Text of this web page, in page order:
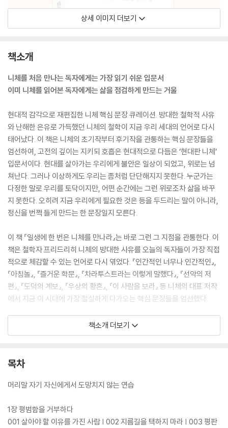
상세 이미지 더보기
책소개
니체를 처음 만나는 독자에게는 가장 읽기 쉬운 입문서
이미 니체를 읽어본 독자에게는 삶을 점검하게 만드는 거울
현대적 감각으로 재편집한 니체 핵심 문장 큐레이션. 방대한 철학적 사유
와 난해한 은유로 가득했던 니체의 철학이 지금 우리 세대의 언어로 다시
태어났다. 이 책은 니체의 초기작부터 후기작을 관통하는 핵심 문장들을
엄선하여, 고전의 깊이는 지키되 호흡은 현대적으로 다듬은 ‘현대판 니체’
입문서이다. 현대를 살아가는 우리에게 불안은 일상이 되었고, 위로는 넘
쳐난다. 그러나 이상하게도 우리는 좀처럼 단단해지지 못한다. 누군가는
다정한 말로 우리를 토닥이지만, 어떤 순간에는 그런 위로조차 삶을 바꾸
지 못한다. 오히려 지금 우리에게 필요한 것은 등을 두드리는 말이 아니라,
정신을 번쩍 들게 만드는 한 문장일지 모른다.
이 책 『일생에 한 번은 니체를 만나라』는 바로 그런 그 지점을 관통한다. 이
책은 철학자 프리드리히 니체의 방대한 사유를 오늘의 독자들이 가장 직접
적으로 체감할 수 있는 언어로 다시 엮었다. 『인간적인 너무나 인간적인』,
『아침놀』, 『즐거운 학문』, 『차라투스트라는 이렇게 말했다』, 『선악의 저
편』, 『도덕의 계보』, 『우상의 황혼』, 『이 사람을 보라』 등 니체의 대표 저작
에서 지금 이 시대에 가장 절실하게 다가오는 핵심 문장들을 엄선했다.
하지만 이 책은 단순한 니체 해설서가 아니다. 철학 이론을 친절하게 설명
하는 입문서도 아니다. 니체의 문장을 빌려 독자 스스로 자신의 삶을 다시
진다. 내가 정말 내 삶을 살고 있는지, 타인의 시선을 기준으로 선택하며 살
독자를 붙든다. 책의 머리말은 이 책의 방향을 분명하게 보여준다. “니체를
다.” 이 문장은 이 책이 니체를 이해하는 책이 아니라, 니체를 통해 자기 자
신과 마주하는 책임을 선언한다. 이어지는 고백은 오늘의 독자들에게 이
책소개 더보기
목차
머리말 자기 자신에게서 도망치지 않는 연습
1장 평범함을 거부하다
001 살아야 할 이유를 가진 사람 | 002 지름길을 택하지 마라 | 003 평판